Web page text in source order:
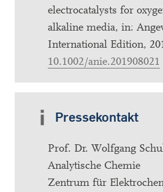
electrocatalysts for
alkaline media, in:
International Edition,
10.1002/anie.201908021
Pressekontakt
Prof. Dr. Wolfgang
Analytische Chemie
Zentrum für